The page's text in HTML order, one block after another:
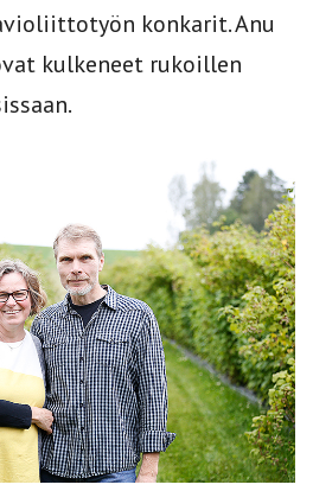
konkarit. Anu
kulkeneet rukoillen